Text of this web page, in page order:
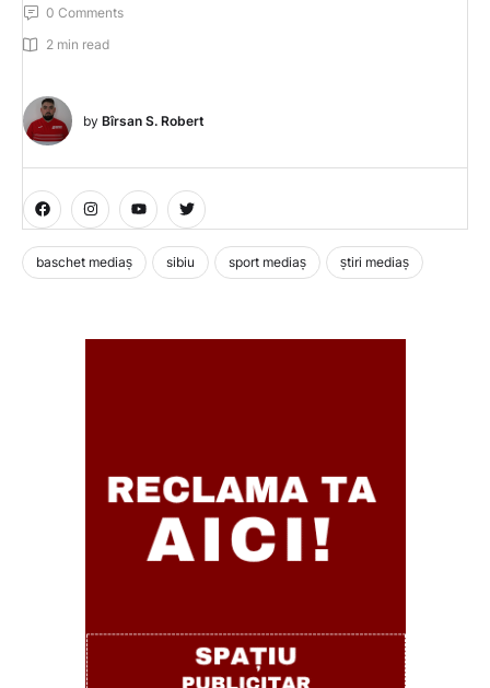
0 Comments
2 min read
by Bîrsan S. Robert
baschet mediaș sibiu sport mediaș știri mediaș